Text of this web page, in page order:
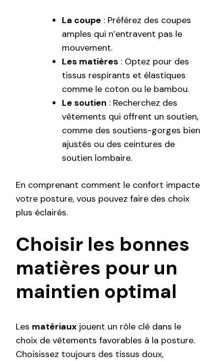
La coupe : Préférez des coupes
amples qui n’entravent pas le
mouvement.
Les matières : Optez pour des
tissus respirants et élastiques
comme le coton ou le bambou.
Le soutien : Recherchez des
vêtements qui offrent un soutien,
comme des soutiens-gorges bien
ajustés ou des ceintures de
soutien lombaire.
En comprenant comment le confort impacte
votre posture, vous pouvez faire des choix
plus éclairés.
Choisir les bonnes
matières pour un
maintien optimal
Les matériaux jouent un rôle clé dans le
choix de vêtements favorables à la posture.
Choisissez toujours des tissus doux,